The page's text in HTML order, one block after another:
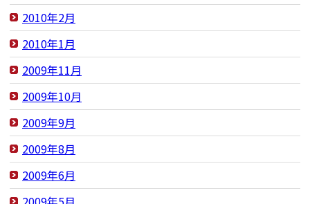
2010年2月
2010年1月
2009年11月
2009年10月
2009年9月
2009年8月
2009年6月